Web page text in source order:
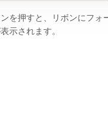
を押すと、リボンにフォ
示されます。